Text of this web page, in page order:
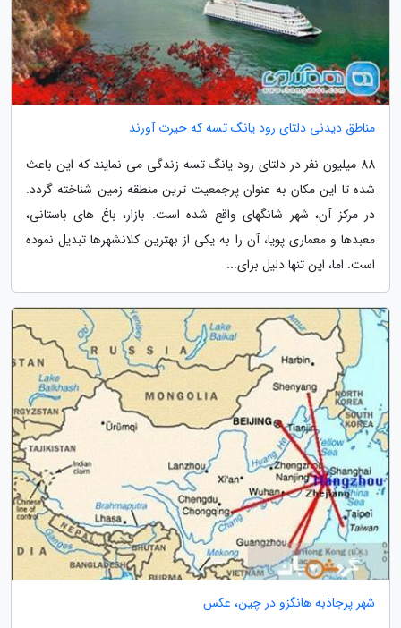
مناطق دیدنی دلتای رود یانگ تسه که حیرت آورند
88 میلیون نفر در دلتای رود یانگ تسه زندگی می نمایند که این باعث
شده تا این مکان به عنوان پرجمعیت ترین منطقه زمین شناخته گردد.
در مرکز آن، شهر شانگهای واقع شده است. بازار، باغ های باستانی،
معبدها و معماری پویا، آن را به یکی از بهترین کلانشهرها تبدیل نموده
است. اما، این تنها دلیل برای...
شهر پرجاذبه هانگزو در چین، عکس